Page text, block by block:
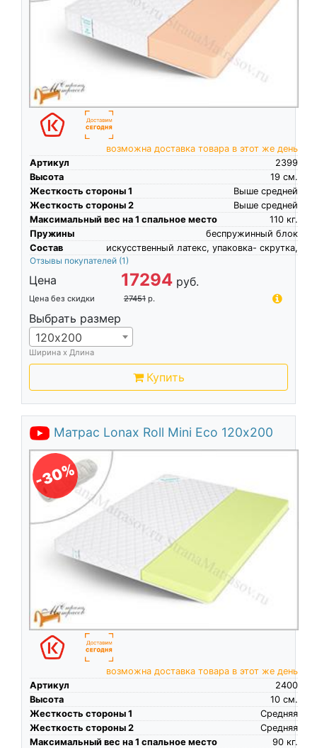
возможна доставка товара в этот же день
Артикул
2399
Высота
см.
19
Жесткость стороны 1
Выше средней
Жесткость стороны 2
Выше средней
Максимальный вес на 1 спальное место
кг.
110
Пружины
беспружинный блок
Состав
искусственный латекс, упаковка- скрутка,
Отзывы покупателей (1)
Цена 17294 руб.
Цена без скидки 27451 р.
Выбрать размер
120х200
Ширина х Длина
Купить
Матрас Lonax Roll Mini Eco 120х200
-30%
возможна доставка товара в этот же день
Артикул
2400
Высота
см.
10
Жесткость стороны 1
Средняя
Жесткость стороны 2
Средняя
Максимальный вес на 1 спальное место
кг.
90